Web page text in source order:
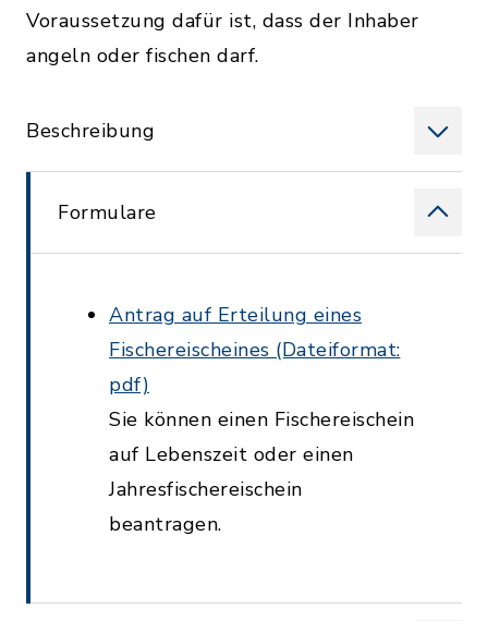
Voraussetzung dafür ist, dass der Inhaber
angeln oder fischen darf.
Beschreibung
Formulare
Antrag auf Erteilung eines
Fischereischeines (Dateiformat:
pdf)
Sie können einen Fischereischein
auf Lebenszeit oder einen
Jahresfischereischein
beantragen.